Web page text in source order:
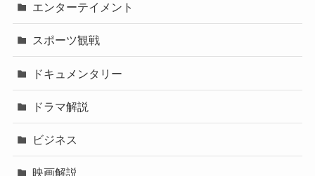
エンターテイメント
スポーツ観戦
ドキュメンタリー
ドラマ解説
ビジネス
映画解説